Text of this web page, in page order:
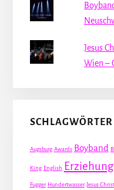
Jesus
Wien –
SCHLAGWÖRTER
Augsburg Awards Boyband
King English Erziehung
Fugger Hundertwasser Jesus